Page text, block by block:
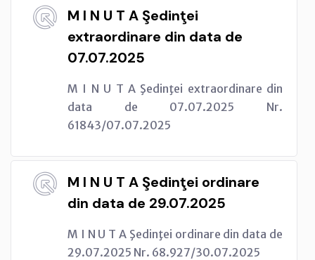
M I N U T A Şedinţei
extraordinare din data de
07.07.2025
M I N U T A Şedinţei extraordinare din
data de 07.07.2025 Nr.
61843/07.07.2025
M I N U T A Şedinţei ordinare
din data de 29.07.2025
M I N U T A Şedinţei ordinare din data de
29.07.2025 Nr. 68.927/30.07.2025